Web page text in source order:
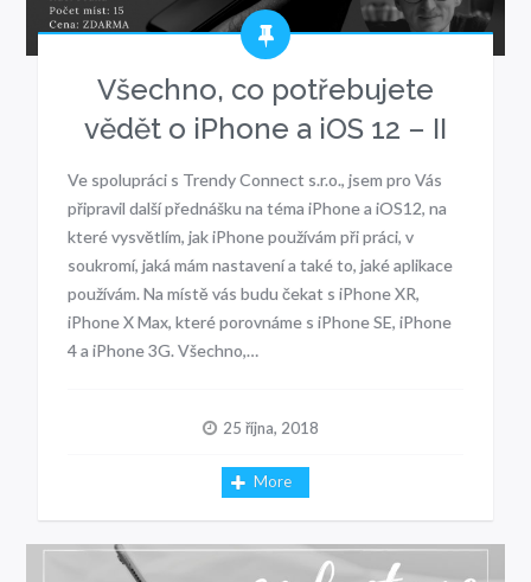
Všechno, co potřebujete
vědět o iPhone a iOS 12 – II
Ve spolupráci s Trendy Connect s.r.o., jsem pro Vás
připravil další přednášku na téma iPhone a iOS12, na
které vysvětlím, jak iPhone používám při práci, v
soukromí, jaká mám nastavení a také to, jaké aplikace
používám. Na místě vás budu čekat s iPhone XR,
iPhone X Max, které porovnáme s iPhone SE, iPhone
4 a iPhone 3G. Všechno,…
25 října, 2018
More